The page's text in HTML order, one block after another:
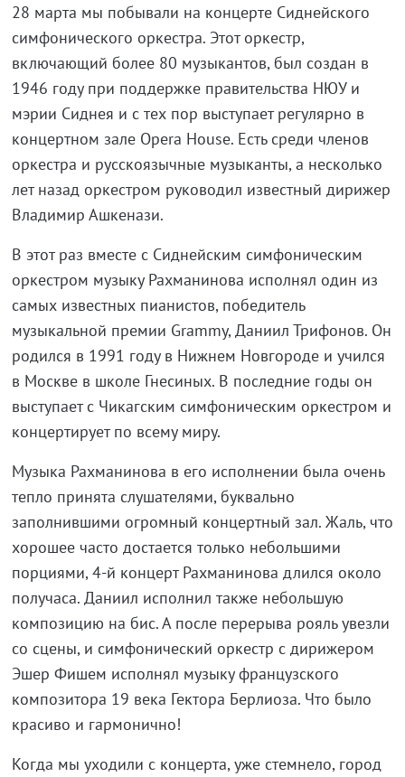
28 марта мы побывали на концерте Сиднейского
симфонического оркестра. Этот оркестр,
включающий более 80 музыкантов, был создан в
1946 году при поддержке правительства НЮУ и
мэрии Сиднея и с тех пор выступает регулярно в
концертном зале Opera House. Есть среди членов
оркестра и русскоязычные музыканты, а несколько
лет назад оркестром руководил известный дирижер
Владимир Ашкенази.
В этот раз вместе с Сиднейским симфоническим
оркестром музыку Рахманинова исполнял один из
самых известных пианистов, победитель
музыкальной премии Grammy, Даниил Трифонов. Он
родился в 1991 году в Нижнем Новгороде и учился
в Москве в школе Гнесиных. В последние годы он
выступает с Чикагским симфоническим оркестром и
концертирует по всему миру.
Музыка Рахманинова в его исполнении была очень
тепло принята слушателями, буквально
заполнившими огромный концертный зал. Жаль, что
хорошее часто достается только небольшими
порциями, 4-й концерт Рахманинова длился около
получаса. Даниил исполнил также небольшую
композицию на бис. А после перерыва рояль увезли
со сцены, и симфонический оркестр с дирижером
Эшер Фишем исполнял музыку французского
композитора 19 века Гектора Берлиоза. Что было
красиво и гармонично!
Когда мы уходили с концерта, уже стемнело, город